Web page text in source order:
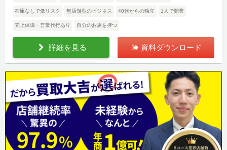
在庫なしで低リスク 無店舗型のビジネス 40代からの独立 1人で開業
売上保障・営業代行あり 自分のお店を持つ
詳細を見る 資料ダウンロード